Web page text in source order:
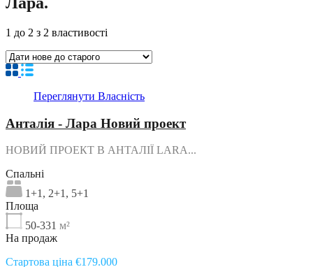
1 до 2 з 2 властивості
Переглянути Власність
Анталія - Лара Новий проект
НОВИЙ ПРОЕКТ В АНТАЛІЇ LARA...
Спальні
1+1, 2+1, 5+1
Площа
50-331 м²
На продаж
Стартова ціна €179.000